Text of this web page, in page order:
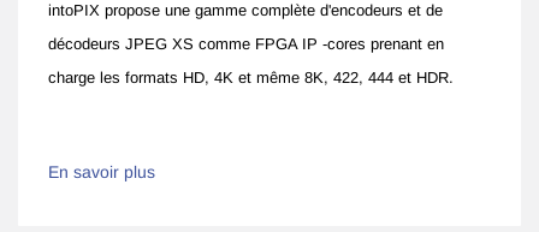
intoPIX propose une gamme complète d'encodeurs et de
décodeurs JPEG XS comme FPGA IP -cores prenant en
charge les formats HD, 4K et même 8K, 422, 444 et HDR.
En savoir plus